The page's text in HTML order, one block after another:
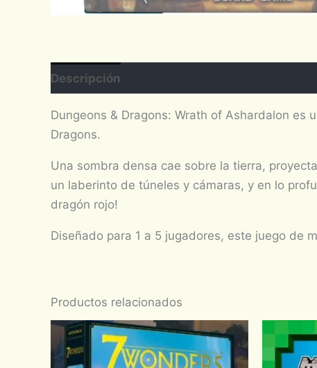
Descripción
Dungeons & Dragons: Wrath of Ashardalon es
Dragons.
Una sombra densa cae sobre la tierra,
un laberinto de túneles y cámaras, y en lo
dragón rojo!
Diseñado para 1 a 5 jugadores, este juego de
Productos relacionados